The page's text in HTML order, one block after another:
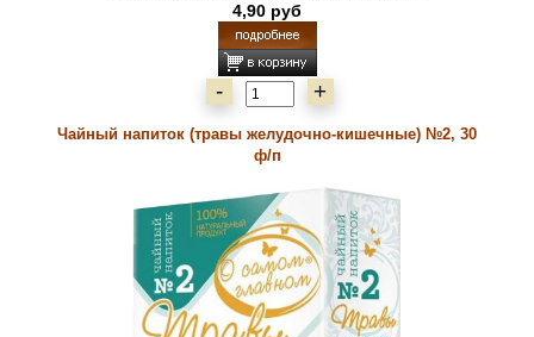
4,90 руб
- +
Чайный напиток (травы желудочно-кишечные) №2, 30
ф/п